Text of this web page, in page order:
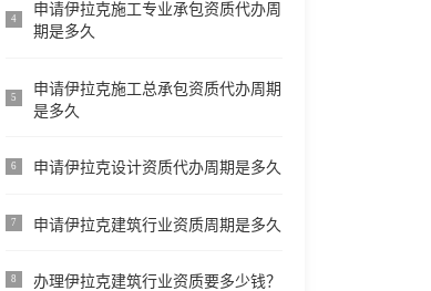
4
申请伊拉克施工专业承包资质代办周
期是多久
5
申请伊拉克施工总承包资质代办周期
是多久
6 申请伊拉克设计资质代办周期是多久
7 申请伊拉克建筑行业资质周期是多久
8 办理伊拉克建筑行业资质要多少钱？